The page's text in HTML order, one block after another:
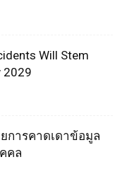
Will Stem
2029
การคาดเดาข้อมูล
คล